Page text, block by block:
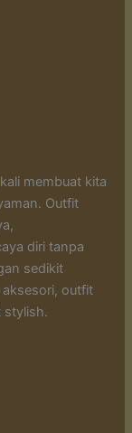
membuat kita
Outfit
diri tanpa
sedikit
outfit
stylish.